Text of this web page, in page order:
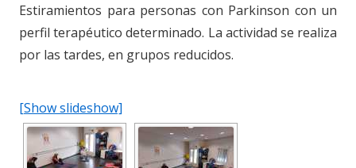
Estiramientos para personas con Parkinson con un
perfil terapéutico determinado. La actividad se realiza
por las tardes, en grupos reducidos.
[Show slideshow]